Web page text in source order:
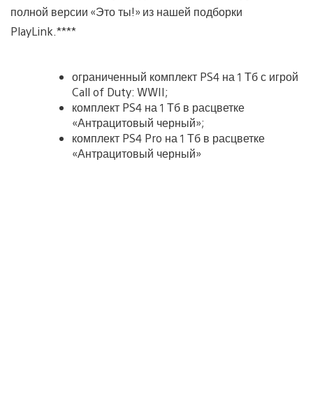
полной версии «Это ты!» из нашей подборки
PlayLink.****
ограниченный комплект PS4 на 1 Тб с игрой
Call of Duty: WWII;
комплект PS4 на 1 Тб в расцветке
«Антрацитовый черный»;
комплект PS4 Pro на 1 Тб в расцветке
«Антрацитовый черный»